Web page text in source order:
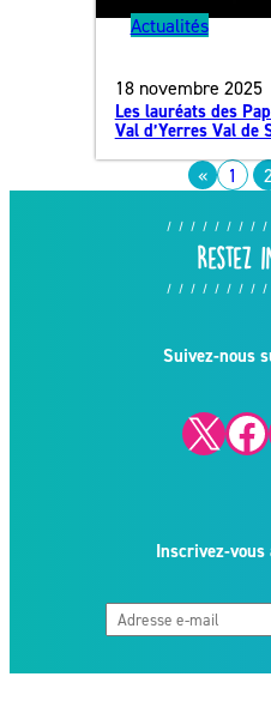
Actualités
18 novembre 2025
Les lauréats des
Val d’Yerres Val de
« 1 2
Restez
Suivez-nous
X Facebook
Inscrivez-